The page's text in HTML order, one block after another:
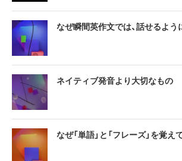
なぜ瞬間英作文では、話せるよ
ネイティブ発音より大切なもの
なぜ「単語」と「フレーズ」を覚え